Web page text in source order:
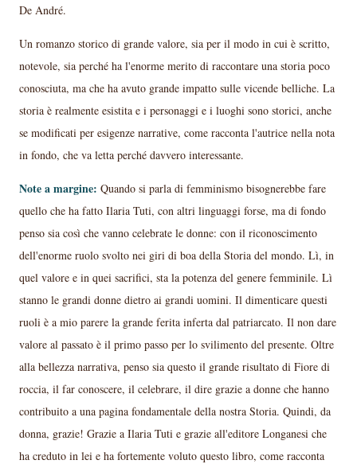
De André.
Un romanzo storico di grande valore, sia per il modo in cui è scritto,
notevole, sia perché ha l'enorme merito di raccontare una storia poco
conosciuta, ma che ha avuto grande impatto sulle vicende belliche. La
storia è realmente esistita e i personaggi e i luoghi sono storici, anche
se modificati per esigenze narrative, come racconta l'autrice nella nota
in fondo, che va letta perché davvero interessante.
Note a margine: Quando si parla di femminismo bisognerebbe fare
quello che ha fatto Ilaria Tuti, con altri linguaggi forse, ma di fondo
penso sia così che vanno celebrate le donne: con il riconoscimento
dell'enorme ruolo svolto nei giri di boa della Storia del mondo. Lì, in
quel valore e in quei sacrifici, sta la potenza del genere femminile. Lì
stanno le grandi donne dietro ai grandi uomini. Il dimenticare questi
ruoli è a mio parere la grande ferita inferta dal patriarcato. Il non dare
valore al passato è il primo passo per lo svilimento del presente. Oltre
alla bellezza narrativa, penso sia questo il grande risultato di Fiore di
roccia, il far conoscere, il celebrare, il dire grazie a donne che hanno
contribuito a una pagina fondamentale della nostra Storia. Quindi, da
donna, grazie! Grazie a Ilaria Tuti e grazie all'editore Longanesi che
ha creduto in lei e ha fortemente voluto questo libro, come racconta